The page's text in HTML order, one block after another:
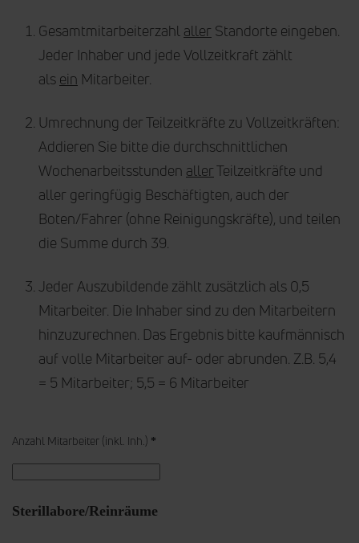
Gesamtmitarbeiterzahl aller Standorte eingeben.
Jeder Inhaber und jede Vollzeitkraft zählt
als ein Mitarbeiter.
Umrechnung der Teilzeitkräfte zu Vollzeitkräften:
Addieren Sie bitte die durchschnittlichen
Wochenarbeitsstunden allerTeilzeitkräfte und
aller geringfügig Beschäftigten, auch der
Boten/Fahrer (ohne Reinigungskräfte), und teilen
die Summe durch 39.
Jeder Auszubildende zählt zusätzlich als 0,5
Mitarbeiter. Die Inhaber sind zu den Mitarbeitern
hinzuzurechnen. Das Ergebnis bitte kaufmännisch
auf volle Mitarbeiter auf- oder abrunden. Z.B. 5,4
= 5 Mitarbeiter; 5,5 = 6 Mitarbeiter
Anzahl Mitarbeiter (inkl. Inh.) *
Sterillabore/Reinräume